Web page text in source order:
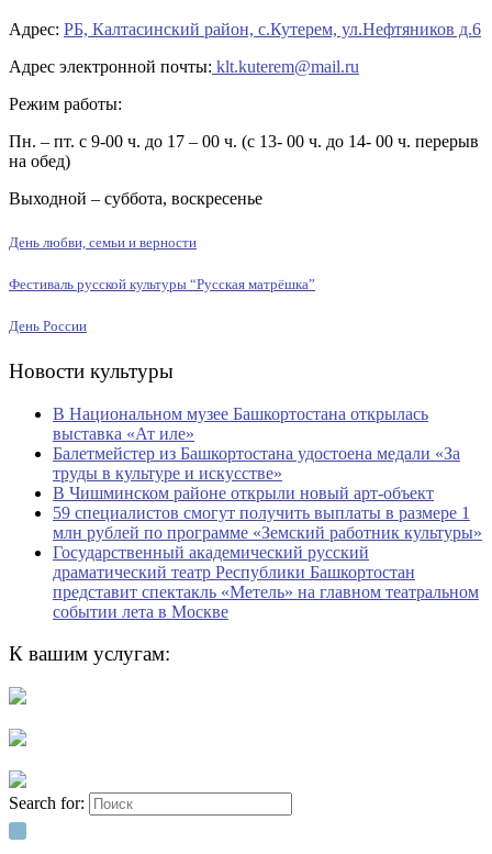
Адрес: РБ, Калтасинский район, с.Кутерем, ул.Нефтяников д.6
Адрес электронной почты: klt.kuterem@mail.ru
Режим работы:
Пн. – пт. с 9-00 ч. до 17 – 00 ч. (с 13- 00 ч. до 14- 00 ч. перерыв
на обед)
Выходной – суббота, воскресенье
День любви, семьи и верности
Фестиваль русской культуры “Русская матрёшка”
День России
Новости культуры
В Национальном музее Башкортостана открылась
выставка «Ат иле»
Балетмейстер из Башкортостана удостоена медали «За
труды в культуре и искусстве»
В Чишминском районе открыли новый арт-объект
59 специалистов смогут получить выплаты в размере 1
млн рублей по программе «Земский работник культуры»
Государственный академический русский
драматический театр Республики Башкортостан
представит спектакль «Метель» на главном театральном
событии лета в Москве
К вашим услугам:
Search for: